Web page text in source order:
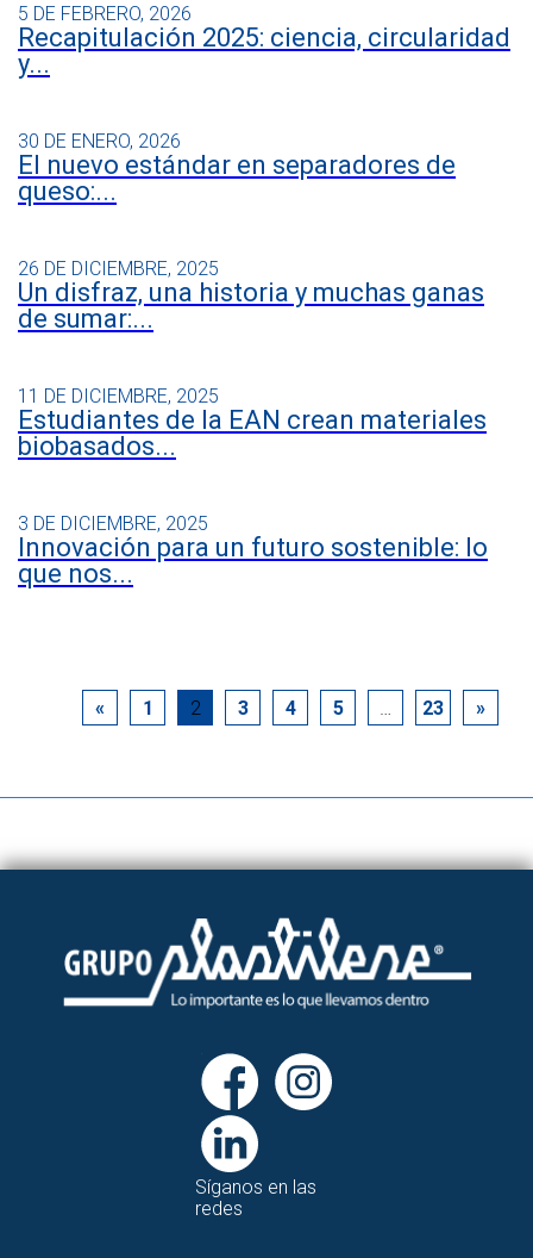
5 DE FEBRERO, 2026
Recapitulación 2025: ciencia, circularidad
y...
30 DE ENERO, 2026
El nuevo estándar en separadores de
queso:...
26 DE DICIEMBRE, 2025
Un disfraz, una historia y muchas ganas
de sumar:...
11 DE DICIEMBRE, 2025
Estudiantes de la EAN crean materiales
biobasados...
3 DE DICIEMBRE, 2025
Innovación para un futuro sostenible: lo
que nos...
« 1 2 3 4 5 23 »
Síganos en las
redes